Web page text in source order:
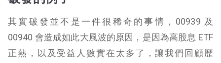
其實破發並不是一件很稀奇的事情，00939 及
00940 會造成如此大風波的原因，是因為高股息 ETF
正熱，以及受益人數實在太多了，讓我們回顧歷